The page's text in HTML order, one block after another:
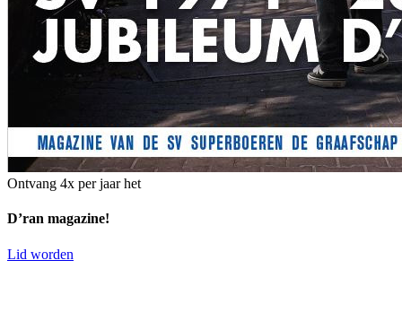
Ontvang 4x per jaar het
D’ran magazine!
Lid worden